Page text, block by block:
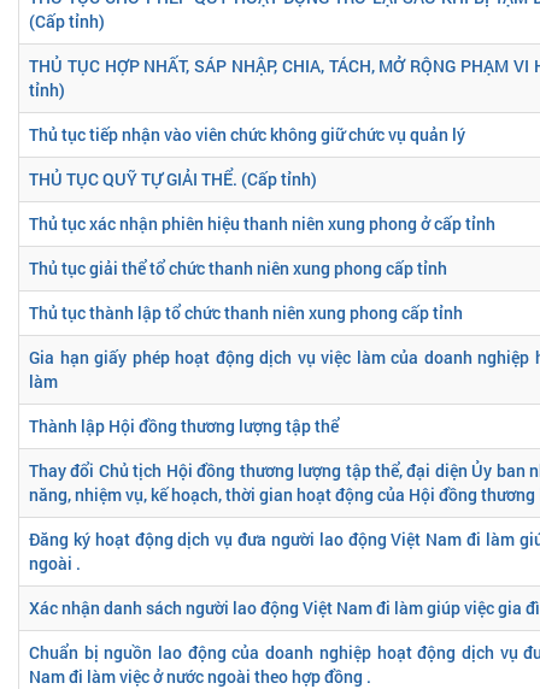
(Cấp tỉnh)
THỦ TỤC HỢP NHẤT, SÁP NHẬP, CHIA, TÁCH, MỞ RỘNG PHẠM VI
tỉnh)
Thủ tục tiếp nhận vào viên chức không giữ chức vụ quản lý
THỦ TỤC QUỸ TỰ GIẢI THỂ. (Cấp tỉnh)
Thủ tục xác nhận phiên hiệu thanh niên xung phong ở cấp tỉnh
Thủ tục giải thể tổ chức thanh niên xung phong cấp tỉnh
Thủ tục thành lập tổ chức thanh niên xung phong cấp tỉnh
Gia hạn giấy phép hoạt động dịch vụ việc làm của doanh nghiệp
làm
Thành lập Hội đồng thương lượng tập thể
Thay đổi Chủ tịch Hội đồng thương lượng tập thể, đại diện Ủy ban
năng, nhiệm vụ, kế hoạch, thời gian hoạt động của Hội đồng
Đăng ký hoạt động dịch vụ đưa người lao động Việt Nam đi làm
ngoài .
Xác nhận danh sách người lao động Việt Nam đi làm giúp việc gia
Chuẩn bị nguồn lao động của doanh nghiệp hoạt động dịch vụ
Nam đi làm việc ở nước ngoài theo hợp đồng .